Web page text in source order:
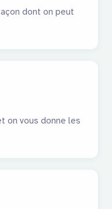
dont on peut
on vous donne les